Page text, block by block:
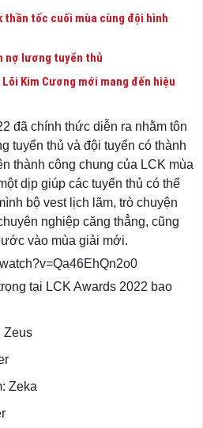
thần tốc cuối mùa cùng đội hình
nợ lương tuyển thủ
Lõi Kim Cương mới mang đến hiệu
đã chính thức diễn ra nhằm tôn
tuyển thủ và đội tuyển có thành
thành công chung của LCK mùa
dịp giúp các tuyển thủ có thể
bộ vest lịch lãm, trò chuyện
nghiệp căng thẳng, cũng
vào mùa giải mới.
tại LCK Awards 2022 bao
Zeus
Zeka